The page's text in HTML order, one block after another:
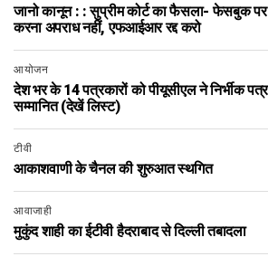
जानो कानून : : सुप्रीम कोर्ट का फैसला- फेसबुक
करना अपराध नहीं, एफआईआर रद्द करो
आयोजन
देश भर के 14 पत्रकारों को पीयूसीएल ने निर्भीक
सम्मानित (देखें लिस्ट)
टीवी
आकाशवाणी के चैनल की शुरुआत स्थगित
आवाजाही
मुकुंद शाही का ईटीवी हैदराबाद से दिल्ली तबादला